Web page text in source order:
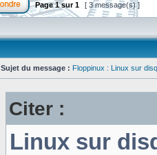
Page1sur1 [ 3 message(s) ]
Sujet du message : Floppinux : Linux sur
Citer :
Linux sur